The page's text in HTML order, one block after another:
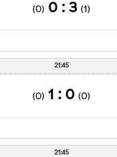
(1)
3 : 0
(0)
21:45
(0)
0 : 1
(0)
21:45